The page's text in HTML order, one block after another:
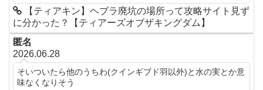
【ティアキン】ヘブラ廃坑の場所って攻略サイト見ず
に分かった？【ティアーズオブザキングダム】
匿名
2026.06.28
そいついたら他のうちわ(クインギブド羽以外)と水の実とか意
味なくなりそう